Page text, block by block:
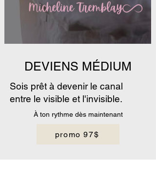
DEVIENS MÉDIUM
Sois prêt à devenir le canal
entre le visible et l'invisible.
À ton rythme dès maintenant
promo 97$